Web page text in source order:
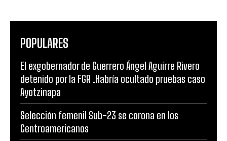
POPULARES
El exgobernador de Guerrero Ángel Aguirre Rivero
detenido por la FGR .Habría ocultado pruebas caso
Ayotzinapa
Selección femenil Sub-23 se corona en los
Centroamericanos